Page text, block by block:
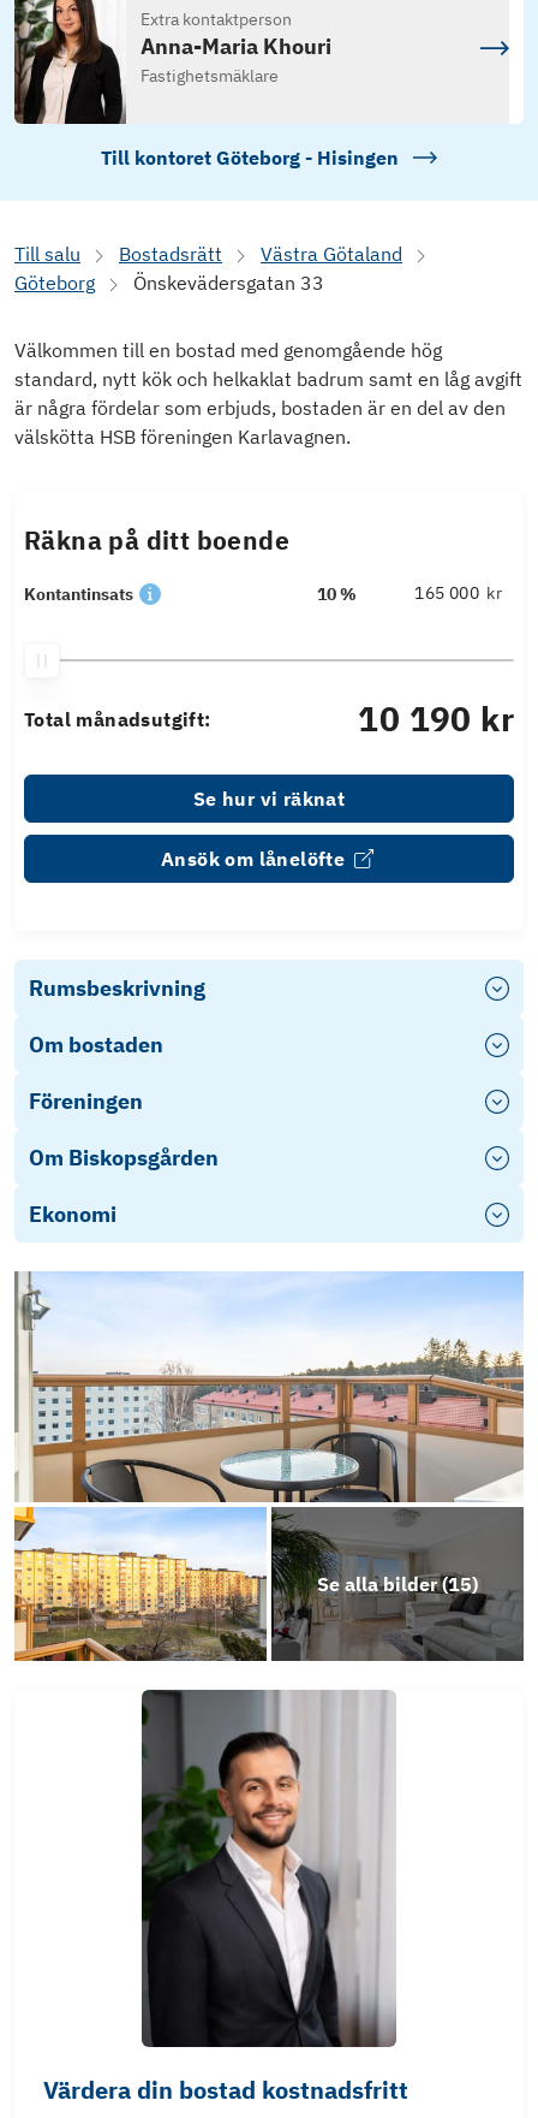
Extra kontaktperson
Anna-Maria Khouri
Fastighetsmäklare
Till kontoret Göteborg - Hisingen
Till salu Bostadsrätt
Västra Götaland
Göteborg
Önskevädersgatan 33
Välkommen till en bostad med genomgående hög
standard, nytt kök och helkaklat badrum samt en låg avgift
är några fördelar som erbjuds, bostaden är en del av den
välskötta HSB föreningen Karlavagnen.
Räkna på ditt boende
Kontantinsats 10 % kr
Total månadsutgift: 10 190 kr
Se hur vi räknat
Ansök om lånelöfte
Rumsbeskrivning
Om bostaden
Föreningen
Om Biskopsgården
Ekonomi
Se alla bilder (15)
Värdera din bostad kostnadsfritt